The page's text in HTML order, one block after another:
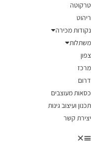
טרקוטה
ריהוט
נקודות מכירה
משתלות
צפון
מרכז
דרום
כסאות מעוצבים
תכנון ועיצוב גינות
יצירת קשר